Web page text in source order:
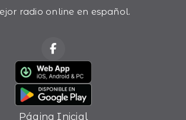
radio online en español.
Página Inicial